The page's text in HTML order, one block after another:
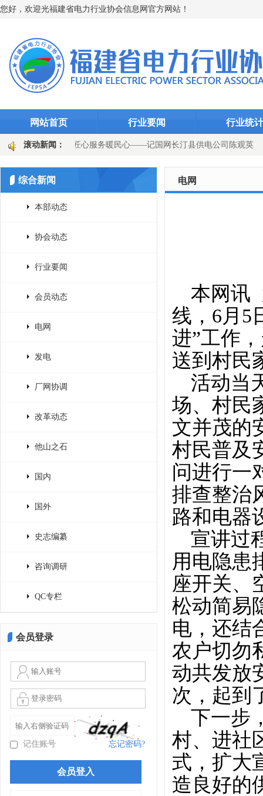
您好，欢迎光福建省电力行业协会信息网官方网站！
网站首页 行业要闻 行业统计
滚动新闻：
扎根一线守初心 匠心服务暖民心——记国网长汀县供电公司陈观英
瓦时 永安发电公司：迎峰度夏显担当 “度度关爱”护光明
综合新闻
本部动态
协会动态
行业要闻
会员动态
电网
发电
厂网协调
改革动态
他山之石
国内
国外
史志编纂
咨询调研
QC专栏
会员登录
记住账号 忘记密码?
电网
本网讯
线，6月5
进”工作
送到村民
活动当
场、村民
文并茂的
村民普及
问进行一
排查整治
路和电器
宣讲过
用电隐患
座开关、
松动简易
电，还结
农户切勿
动共发放
次，起到
下一步
村、进社
式，扩大
造良好的